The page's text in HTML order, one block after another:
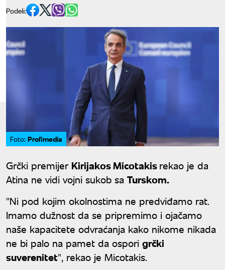
Podeli:
Foto: Profimedia
Grčki premijer Kirijakos Micotakisrekao je da
Atina ne vidi vojni sukob sa Turskom.
"Ni pod kojim okolnostima ne predviđamo rat.
Imamo dužnost da se pripremimo i ojačamo
naše kapacitete odvraćanja kako nikome nikada
ne bi palo na pamet da ospori grčki
suverenitet", rekao je Micotakis.